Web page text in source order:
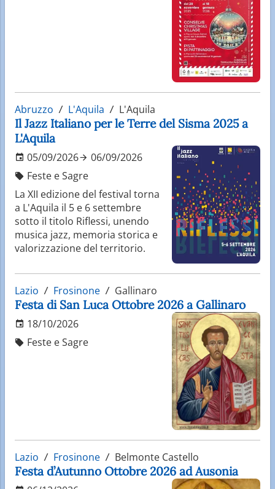
Abruzzo L'Aquila L'Aquila
Il Jazz Italiano per le Terre del Sisma 2025 a
L'Aquila
05/09/2026
06/09/2026
Feste e Sagre
La XII edizione del festival torna
a L'Aquila il 5 e 6 settembre
sotto il titolo Riflessi, unendo
musica jazz, memoria storica e
valorizzazione del territorio.
Lazio Frosinone Gallinaro
Festa di San Luca Ottobre 2026 a Gallinaro
18/10/2026
Feste e Sagre
Lazio Frosinone Belmonte Castello
Festa d’Autunno Ottobre 2026 ad Ausonia